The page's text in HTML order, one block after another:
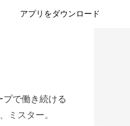
アプリをダウンロード
ミスター。